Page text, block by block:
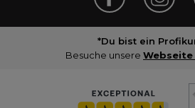
*Du bist ein
Besuche unsere